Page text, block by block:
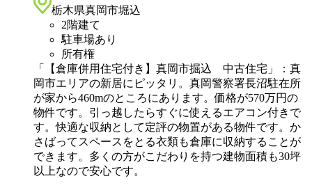
栃木県真岡市堀込
2階建て
駐車場あり
所有権
「【倉庫併用住宅付き】真岡市掘込 中古住宅」：真
岡市エリアの新居にピッタリ。真岡警察署長沼駐在所
が家から460mのところにあります。価格が570万円の
物件です。引っ越したらすぐに使えるエアコン付きで
す。快適な収納として定評の物置がある物件です。か
さばってスペースをとる衣類も倉庫に収納することが
できます。多くの方がこだわりを持つ建物面積も30坪
以上なので安心です。